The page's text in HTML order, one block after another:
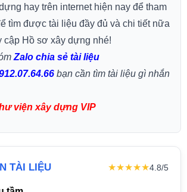
hay trên internet hiện nay để tham
tìm được tài liệu đầy đủ và chi tiết nữa
cập Hồ sơ xây dựng nhé!
Zalo chia sẻ tài liệu
bạn cần tìm tài liệu gì nhắn
viện xây dựng VIP
TÀI LIỆU ★★★★★4.8/5